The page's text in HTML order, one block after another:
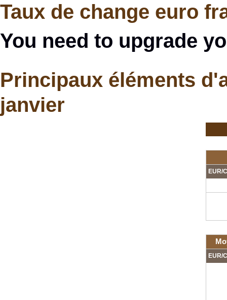
Taux de change euro
You need to upgrade
Principaux éléments
janvier
EUR/
EUR/